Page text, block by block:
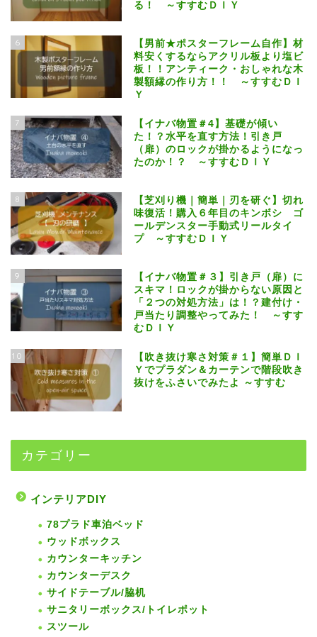
る！ ～すすむＤＩＹ
6
【男前★ポスターフレーム自作】材
料安くするならアクリル板より塩ビ
板！！アンティーク・おしゃれな木
製額縁の作り方！！ ～すすむＤＩ
Ｙ
7
【イナバ物置＃4】基礎が傾い
た！？水平を直す方法！引き戸
（扉）のロックが掛かるようになっ
たのか！？ ～すすむＤＩＹ
8
【芝刈り機｜簡単｜刃を研ぐ】切れ
味復活！購入６年目のキンボシ ゴ
ールデンスター手動式リールタイ
プ ～すすむＤＩＹ
9
【イナバ物置＃３】引き戸（扉）に
スキマ！ロックが掛からない原因と
「２つの対処方法」は！？建付け・
戸当たり調整やってみた！ ～すす
むＤＩＹ
10
【吹き抜け寒さ対策＃１】簡単ＤＩ
Ｙでプラダン＆カーテンで階段吹き
抜けをふさいでみたよ ～すすむ
カテゴリー
インテリアDIY
78プラド車泊ベッド
ウッドボックス
カウンターキッチン
カウンターデスク
サイドテーブル/脇机
サニタリーボックス/トイレポット
スツール